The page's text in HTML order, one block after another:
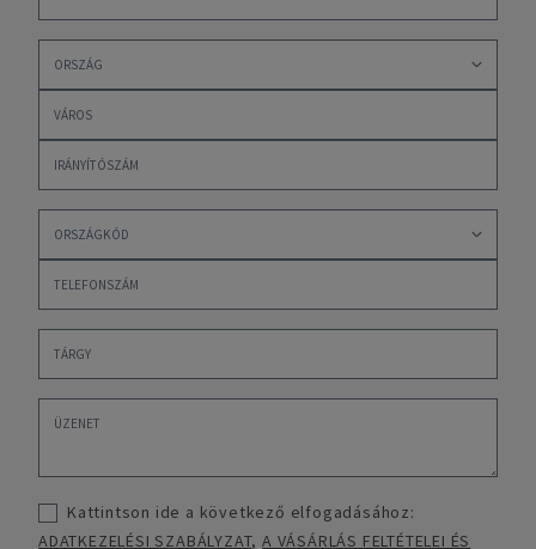
Kattintson ide a következő elfogadásához:
ADATKEZELÉSI SZABÁLYZAT,A VÁSÁRLÁS FELTÉTELEI ÉS